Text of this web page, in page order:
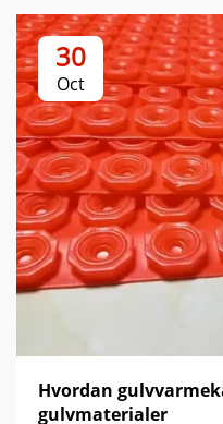
30
Oct
Hvordan
gulvmaterialer